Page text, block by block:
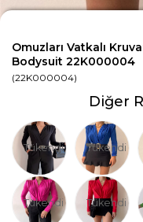
Omuzları Vatkalı
Bodysuit 22K000004
(22K000004)
Diğer
Tükendi Tükendi
Tükendi Tükendi